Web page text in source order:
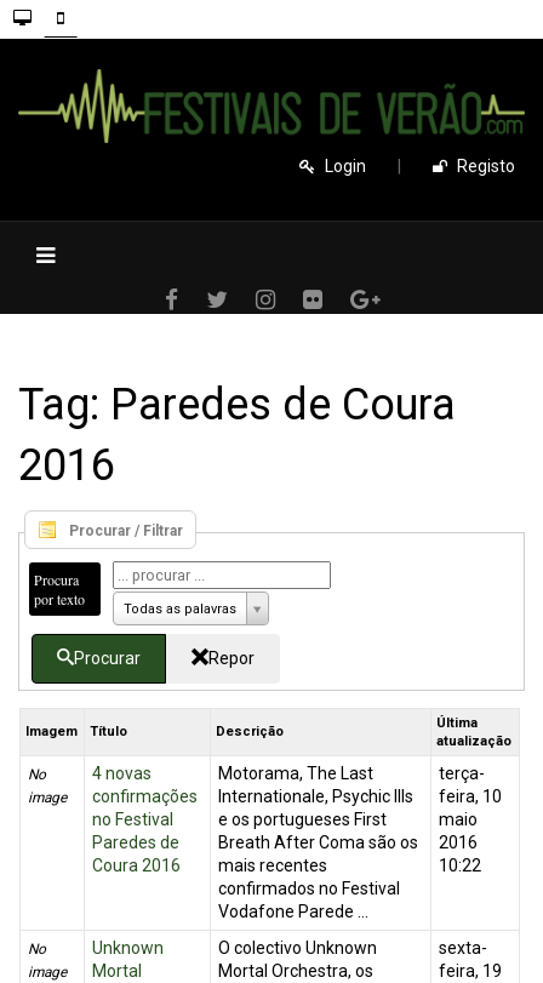
Login Registo
Tag: Paredes de Coura
2016
Procurar / Filtrar
Procura
por texto
Todas as palavras
Procurar Repor
Imagem Título Descrição
Última
atualização
No
image
4 novas
confirmações
no Festival
Paredes de
Coura 2016
Motorama, The Last
Internationale, Psychic Ills
e os portugueses First
Breath After Coma são os
mais recentes
confirmados no Festival
Vodafone Parede ...
terça-
feira, 10
maio
2016
10:22
No
image
Unknown
Mortal
O colectivo Unknown
Mortal Orchestra, os
sexta-
feira, 19